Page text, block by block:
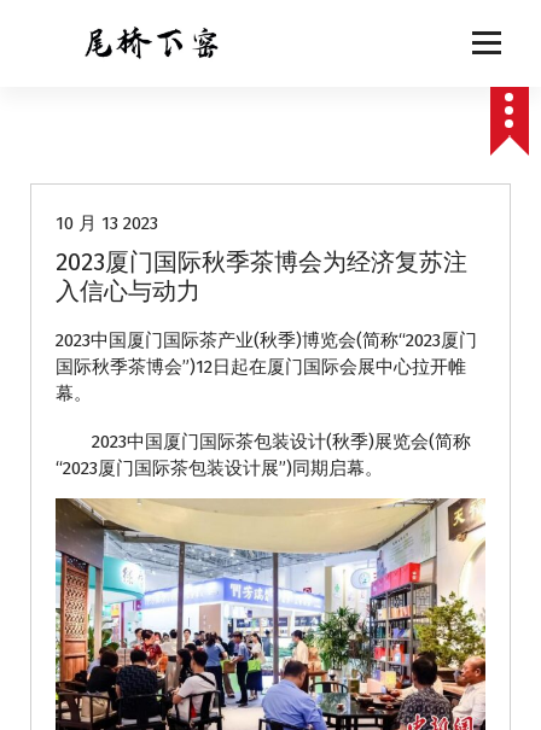
10 月 13 2023
2023厦门国际秋季茶博会为经济复苏注
入信心与动力
2023中国厦门国际茶产业(秋季)博览会(简称“2023厦门
国际秋季茶博会”)12日起在厦门国际会展中心拉开帷
幕。
2023中国厦门国际茶包装设计(秋季)展览会(简称
“2023厦门国际茶包装设计展”)同期启幕。